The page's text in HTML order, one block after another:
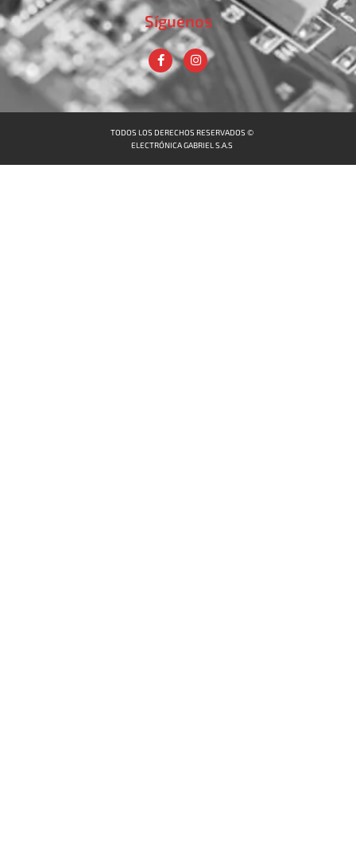
Síguenos
TODOS LOS DERECHOS RESERVADOS ©
ELECTRÓNICA GABRIEL S.A.S